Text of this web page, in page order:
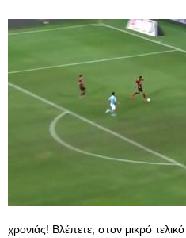
χρονιάς! Βλέπετε, στον μικρό